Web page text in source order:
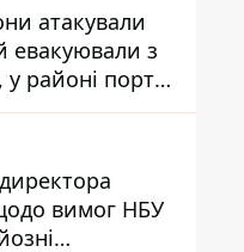
атакували
евакуювали з
районі порту
про пожежу
вимог НБУ